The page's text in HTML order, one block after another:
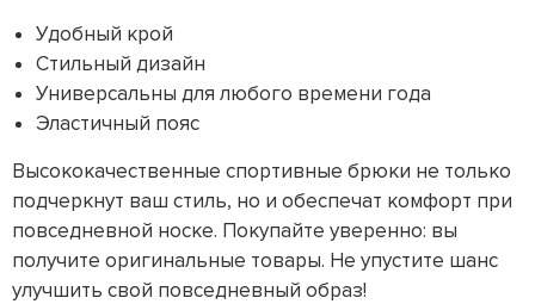
Удобный крой
Стильный дизайн
Универсальны для любого времени года
Эластичный пояс
Высококачественные спортивные брюки не только
подчеркнут ваш стиль, но и обеспечат комфорт при
повседневной носке. Покупайте уверенно: вы
получите оригинальные товары. Не упустите шанс
улучшить свой повседневный образ!